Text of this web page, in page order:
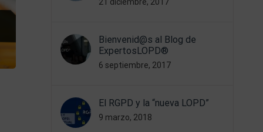
Bienvenid@s al Blog de
ExpertosLOPD®
6 septiembre, 2017
El RGPD y la “nueva LOPD”
9 marzo, 2018